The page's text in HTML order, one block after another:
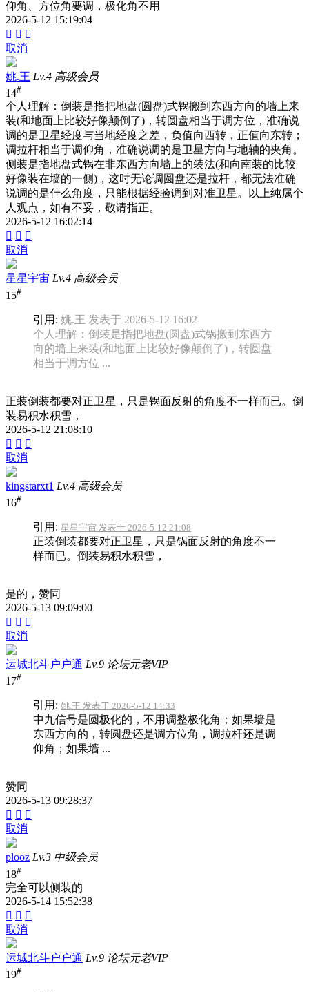
仰角、方位角要调，极化角不用
2026-5-12 15:19:04
  
取消
姚.王 Lv.4 高级会员
14#
个人理解：倒装是指把地盘(圆盘)式锅搬到东西方向的墙上来
装(和地面上比较好像颠倒了)，转圆盘相当于调方位，准确说
调的是卫星经度与当地经度之差，负值向西转，正值向东转；
调拉杆相当于调仰角，准确说调的是卫星方向与地轴的夹角。
侧装是指地盘式锅在非东西方向墙上的装法(和向南装的比较
好像装在墙的一侧)，这时无论调圆盘还是拉杆，都无法准确
说调的是什么角度，只能根据经验调到对准卫星。以上纯属个
人观点，如有不妥，敬请指正。
2026-5-12 16:02:14
  
取消
星星宇宙 Lv.4 高级会员
15#
引用: 姚.王 发表于 2026-5-12 16:02
个人理解：倒装是指把地盘(圆盘)式锅搬到东西方
向的墙上来装(和地面上比较好像颠倒了)，转圆盘
相当于调方位 ...
正装倒装都要对正卫星，只是锅面反射的角度不一样而已。倒
装易积水积雪，
2026-5-12 21:08:10
  
取消
kingstarxt1 Lv.4 高级会员
16#
引用: 星星宇宙 发表于 2026-5-12 21:08
正装倒装都要对正卫星，只是锅面反射的角度不一
样而已。倒装易积水积雪，
是的，赞同
2026-5-13 09:09:00
  
取消
运城北斗户户通 Lv.9 论坛元老VIP
17#
引用: 姚.王 发表于 2026-5-12 14:33
中九信号是圆极化的，不用调整极化角；如果墙是
东西方向的，转圆盘还是调方位角，调拉杆还是调
仰角；如果墙 ...
赞同
2026-5-13 09:28:37
  
取消
plooz Lv.3 中级会员
18#
完全可以侧装的
2026-5-14 15:52:38
  
取消
运城北斗户户通 Lv.9 论坛元老VIP
19#